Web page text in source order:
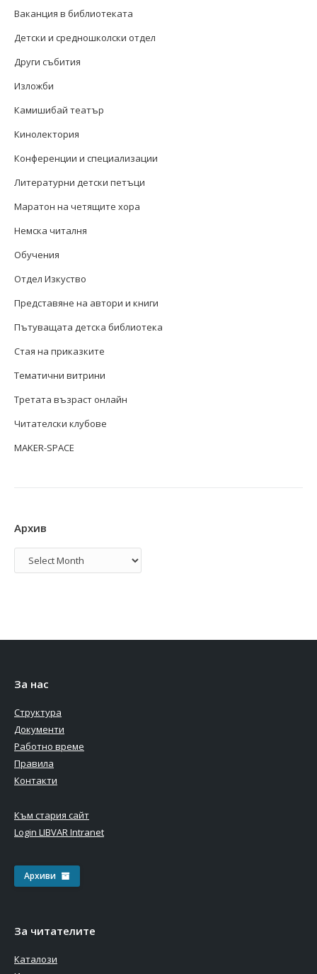
Ваканция в библиотеката
Детски и средношколски отдел
Други събития
Изложби
Камишибай театър
Кинолектория
Конференции и специализации
Литературни детски петъци
Маратон на четящите хора
Немска читалня
Обучения
Отдел Изкуство
Представяне на автори и книги
Пътуващата детска библиотека
Стая на приказките
Тематични витрини
Третата възраст онлайн
Читателски клубове
MAKER-SPACE
Архив
Архив
За нас
Структура
Документи
Работно време
Правила
Контакти
Към стария сайт
Login LIBVAR Intranet
Архиви
За читателите
Каталози